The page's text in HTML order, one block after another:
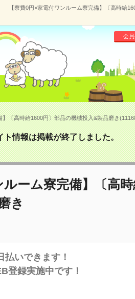
【寮費0円×家電付ワンルーム寮完備】〔高時給
会
〔高時給1600円〕部品の機械投入&製品磨き
ト情報は掲載が終了しました。
ーム寮完備】〔高時
き
払いできます！
登録実施中です！